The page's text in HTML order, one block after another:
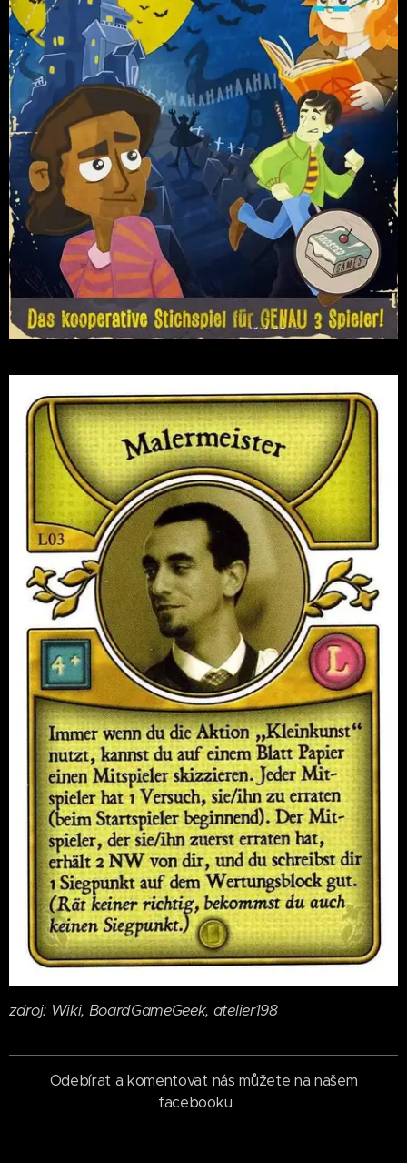
zdroj: Wiki, BoardGameGeek, atelier198
Odebírat a komentovat nás můžete na našem
facebooku